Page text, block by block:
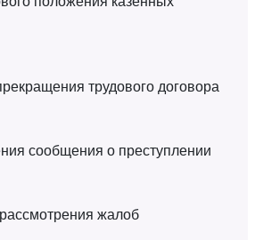
трудового договора
сообщения о преступлении
жалоб